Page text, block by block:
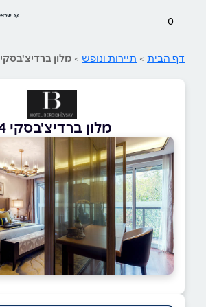
0
דף הבית > תיירות ונופש > מלון ברדיצ'בסקי 14
מלון ברדיצ'בסקי 14